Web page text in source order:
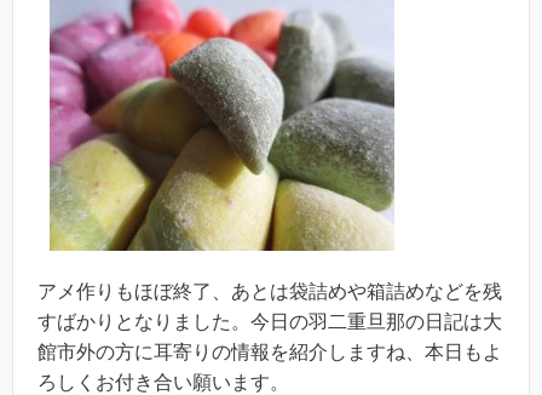
アメ作りもほぼ終了、あとは袋詰めや箱詰めなどを残
すばかりとなりました。今日の羽二重旦那の日記は大
館市外の方に耳寄りの情報を紹介しますね、本日もよ
ろしくお付き合い願います。